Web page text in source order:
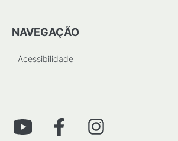
NAVEGAÇÃO
Acessibilidade